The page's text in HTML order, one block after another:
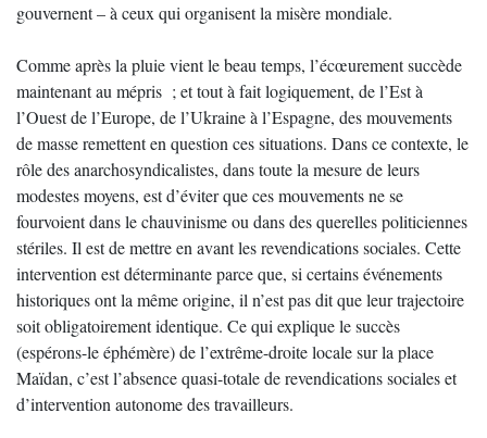
gouvernent – à ceux qui organisent la misère mondiale.
Comme après la pluie vient le beau temps, l’écœurement succède
maintenant au mépris ; et tout à fait logiquement, de l’Est à
l’Ouest de l’Europe, de l’Ukraine à l’Espagne, des mouvements
de masse remettent en question ces situations. Dans ce contexte, le
rôle des anarchosyndicalistes, dans toute la mesure de leurs
modestes moyens, est d’éviter que ces mouvements ne se
fourvoient dans le chauvinisme ou dans des querelles politiciennes
stériles. Il est de mettre en avant les revendications sociales. Cette
intervention est déterminante parce que, si certains événements
historiques ont la même origine, il n’est pas dit que leur trajectoire
soit obligatoirement identique. Ce qui explique le succès
(espérons-le éphémère) de l’extrême-droite locale sur la place
Maïdan, c’est l’absence quasi-totale de revendications sociales et
d’intervention autonome des travailleurs.